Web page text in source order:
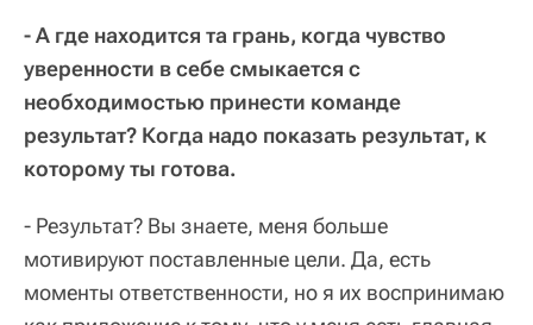
- А где находится та грань, когда чувство
уверенности в себе смыкается с
необходимостью принести команде
результат? Когда надо показать результат, к
которому ты готова.
- Результат? Вы знаете, меня больше
мотивируют поставленные цели. Да, есть
моменты ответственности, но я их воспринимаю